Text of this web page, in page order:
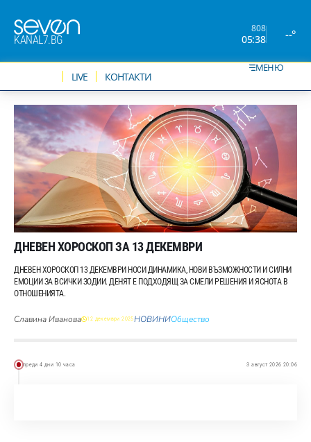
KANAL7.BG
808
05:38 --°
LIVE КОНТАКТИ
МЕНЮ
ДНЕВЕН ХОРОСКОП ЗА 13 ДЕКЕМВРИ
ДНЕВЕН ХОРОСКОП 13 ДЕКЕМВРИ НОСИ ДИНАМИКА, НОВИ ВЪЗМОЖНОСТИ И СИЛНИ
ЕМОЦИИ ЗА ВСИЧКИ ЗОДИИ. ДЕНЯТ Е ПОДХОДЯЩ ЗА СМЕЛИ РЕШЕНИЯ И ЯСНОТА В
ОТНОШЕНИЯТА.
Славина Иванова 12 декември 2025НОВИНИОбщество
преди 4 дни 10 часа 3 август 2026 20:06